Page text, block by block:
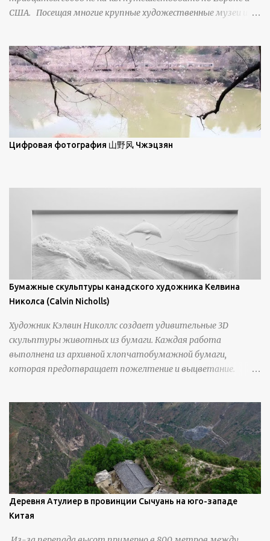
демонстрирует матовое отражение. Эти
США. Посещая многие крупные художественные музеи и
Брайан Шервин прокомментировал картины художника,
заявив, что "Такаюки Харада сочетает в себе классическую
элегантность живописи с реалиями современной жизни. В
некотором смысле, персонажи его картин предлагают
зрителям незаконченный рассказ, который усиливается его
уникальной манерой использования освещения". Для
просмотра всех работ, посетите страницу –
Цифровая фотография 山野风 Чжэцзян
Бумажные скульптуры канадского художника Келвина
Николса (Calvin Nicholls)
Художник Кэлвин Николлс создает удивительные 3D
скульптуры животных из бумаги. Каждая работа
выполнена из архивной хлопчатобумажной бумаги,
которая предотвращает пожелтение и выцветание.
инструменты для текстурирования, чтобы точно
вылепить каждую деталь. источник
https://calvinnicholls.com/
Деревня Атулиер в провинции Сычуань на юго-западе
Китая